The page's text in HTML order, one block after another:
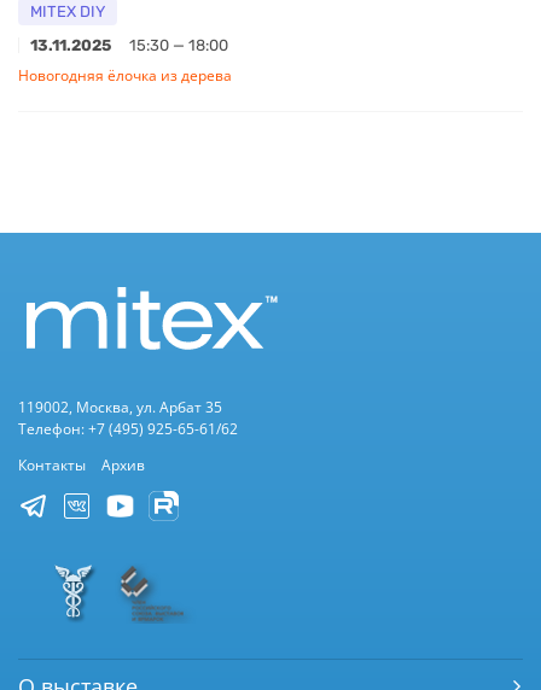
MITEX DIY
13.11.2025
15:30 — 18:00
Новогодняя ёлочка из дерева
119002, Москва, ул. Арбат 35
Телефон: +7 (495) 925-65-61/62
Контакты
Архив